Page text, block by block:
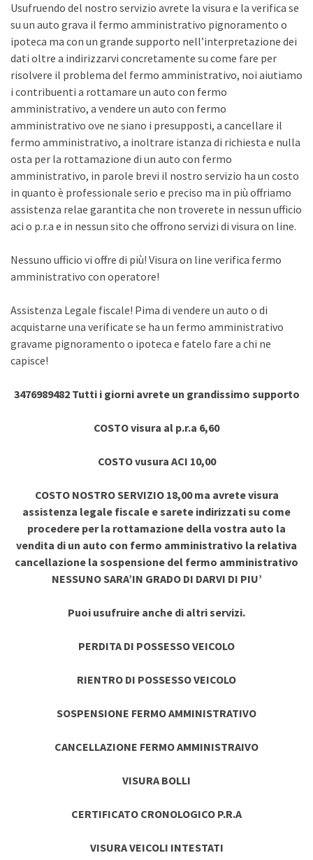
Usufruendo del nostro servizio avrete la visura e la verifica se
su un auto grava il fermo amministrativo pignoramento o
ipoteca ma con un grande supporto nell’interpretazione dei
dati oltre a indirizzarvi concretamente su come fare per
risolvere il problema del fermo amministrativo, noi aiutiamo
i contribuenti a rottamare un auto con fermo
amministrativo, a vendere un auto con fermo
amministrativo ove ne siano i presupposti, a cancellare il
fermo amministrativo, a inoltrare istanza di richiesta e nulla
osta per la rottamazione di un auto con fermo
amministrativo, in parole brevi il nostro servizio ha un costo
in quanto è professionale serio e preciso ma in più offriamo
assistenza relae garantita che non troverete in nessun ufficio
aci o p.r.a e in nessun sito che offrono servizi di visura on line.
Nessuno ufficio vi offre di più! Visura on line verifica fermo
amministrativo con operatore!
Assistenza Legale fiscale! Pima di vendere un auto o di
acquistarne una verificate se ha un fermo amministrativo
gravame pignoramento o ipoteca e fatelo fare a chi ne
capisce!
3476989482 Tutti i giorni avrete un grandissimo supporto
COSTO visura al p.r.a 6,60
COSTO vusura ACI 10,00
COSTO NOSTRO SERVIZIO 18,00 ma avrete visura
assistenza legale fiscale e sarete indirizzati su come
procedere per la rottamazione della vostra auto la
vendita di un auto con fermo amministrativo la relativa
cancellazione la sospensione del fermo amministrativo
NESSUNO SARA’IN GRADO DI DARVI DI PIU’
Puoi usufruire anche di altri servizi.
PERDITA DI POSSESSO VEICOLO
RIENTRO DI POSSESSO VEICOLO
SOSPENSIONE FERMO AMMINISTRATIVO
CANCELLAZIONE FERMO AMMINISTRAIVO
VISURA BOLLI
CERTIFICATO CRONOLOGICO P.R.A
VISURA VEICOLI INTESTATI